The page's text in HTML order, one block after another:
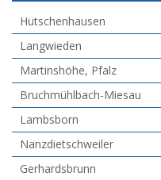
Hütschenhausen
Langwieden
Martinshöhe, Pfalz
Bruchmühlbach-Miesau
Lambsborn
Nanzdietschweiler
Gerhardsbrunn